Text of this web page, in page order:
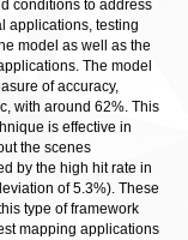
conditions to address
applications, testing
model as well as the
The model
of accuracy,
with around 62%. This
is effective in
the scenes
by the high hit rate in
of 5.3%). These
type of framework
mapping applications